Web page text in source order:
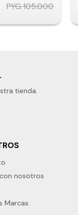
PYG105.000
tienda.
nosotros
Marcas